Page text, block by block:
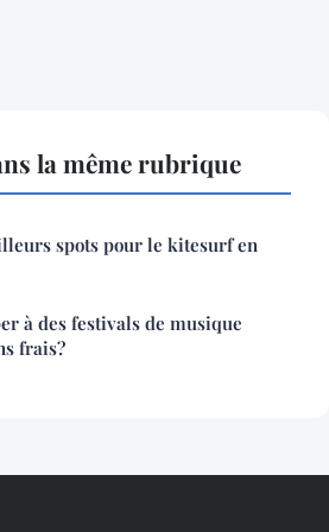
la même rubrique
spots pour le kitesurf en
à des festivals de musique
frais?